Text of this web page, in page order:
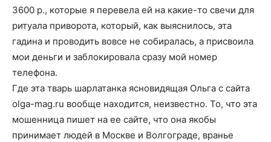
3600 р., которые я перевела ей на какие-то свечи для
ритуала приворота, который, как выяснилось, эта
гадина и проводить вовсе не собиралась, а присвоила
мои деньги и заблокировала сразу мой номер
телефона.
Где эта тварь шарлатанка ясновидящая Ольга с сайта
olga-mag.ru вообще находится, неизвестно. То, что эта
мошенница пишет на ее сайте, что она якобы
принимает людей в Москве и Волгограде, вранье